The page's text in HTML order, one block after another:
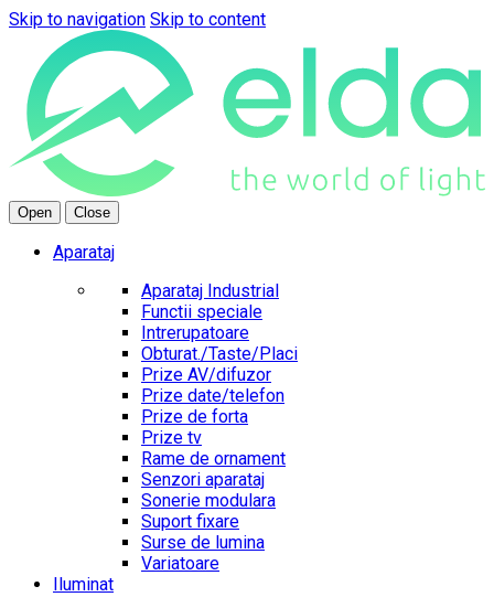
Skip to navigation Skip to content
Open Close
Aparataj
Aparataj Industrial
Functii speciale
Intrerupatoare
Obturat./Taste/Placi
Prize AV/difuzor
Prize date/telefon
Prize de forta
Prize tv
Rame de ornament
Senzori aparataj
Sonerie modulara
Suport fixare
Surse de lumina
Variatoare
Iluminat